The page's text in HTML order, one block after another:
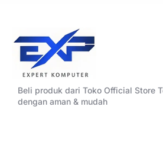
Beli produk dari Toko Official Store
dengan aman & mudah